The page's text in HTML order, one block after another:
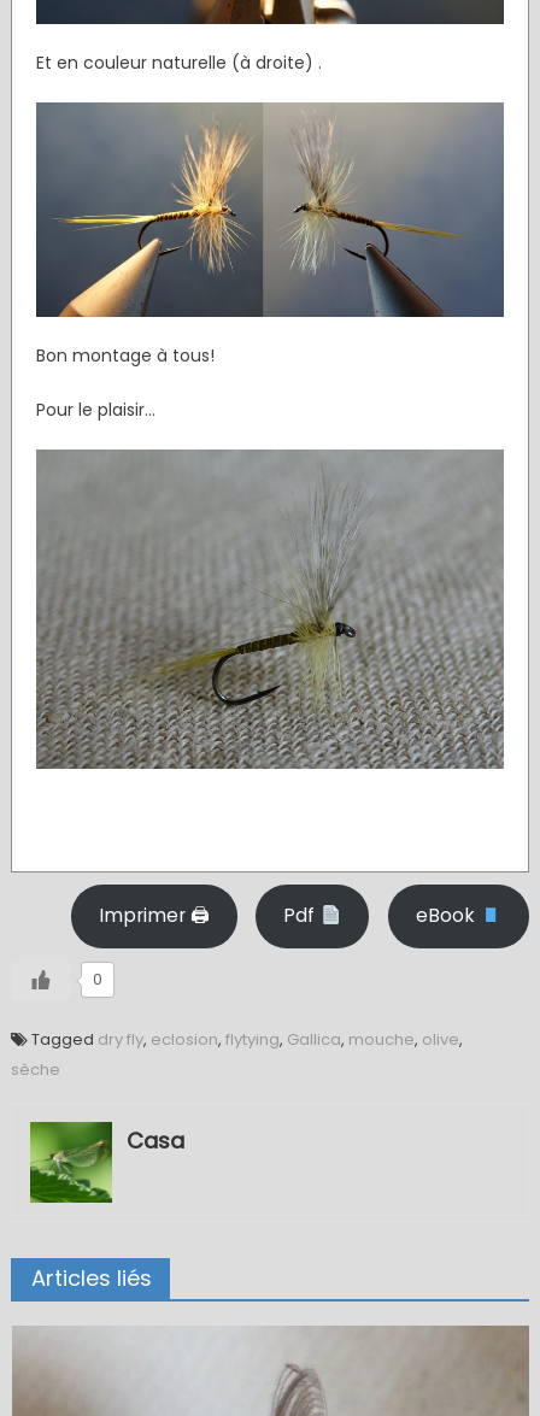
Et en couleur naturelle (à droite) .
Bon montage à tous!
Pour le plaisir...
Imprimer 🖨 Pdf eBook
0
Tagged dry fly, eclosion, flytying, Gallica, mouche, olive,
sèche
Casa
Articles liés